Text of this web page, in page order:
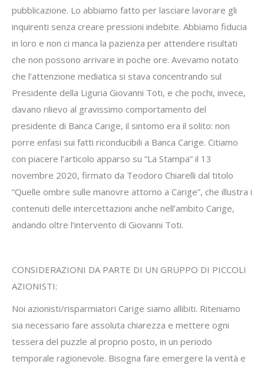
pubblicazione. Lo abbiamo fatto per lasciare lavorare gli
inquirenti senza creare pressioni indebite. Abbiamo fiducia
in loro e non ci manca la pazienza per attendere risultati
che non possono arrivare in poche ore. Avevamo notato
che l’attenzione mediatica si stava concentrando sul
Presidente della Liguria Giovanni Toti, e che pochi, invece,
davano rilievo al gravissimo comportamento del
presidente di Banca Carige, il sintomo era il solito: non
porre enfasi sui fatti riconducibili a Banca Carige. Citiamo
con piacere l’articolo apparso su “La Stampa” il 13
novembre 2020, firmato da Teodoro Chiarelli dal titolo
“Quelle ombre sulle manovre attorno a Carige”, che illustra i
contenuti delle intercettazioni anche nell’ambito Carige,
andando oltre l’intervento di Giovanni Toti.
CONSIDERAZIONI DA PARTE DI UN GRUPPO DI PICCOLI
AZIONISTI:
Noi azionisti/risparmiatori Carige siamo allibiti. Riteniamo
sia necessario fare assoluta chiarezza e mettere ogni
tessera del puzzle al proprio posto, in un periodo
temporale ragionevole. Bisogna fare emergere la verità e